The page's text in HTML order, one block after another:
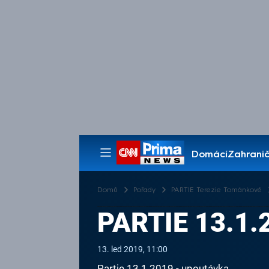
Domácí
Pořady
Domů Pořady PARTIE Terezie Tománkové
PARTIE
13. led 2019, 11:00